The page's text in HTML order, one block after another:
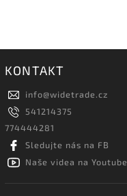
KONTAKT
info@widetrade.cz
541214375
774444281
Sledujte nás na FB
Naše videa na Youtube